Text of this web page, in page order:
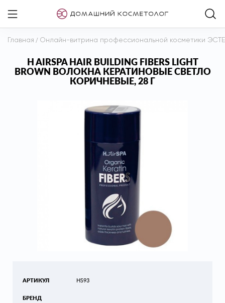
Главная / Онлайн-витрина профессиональной косметики
H AIRSPA HAIR BUILDING FIBERS LIGHT
BROWN ВОЛОКНА КЕРАТИНОВЫЕ СВЕТЛО
КОРИЧНЕВЫЕ, 28 Г
АРТИКУЛ
БРЕНД
HS93